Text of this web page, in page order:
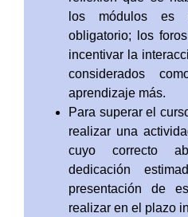
los módulos es
obligatorio; los
incentivar la
considerados
aprendizaje más.
Para superar el
realizar una
cuyo correcto
dedicación
presentación de
realizar en el plazo